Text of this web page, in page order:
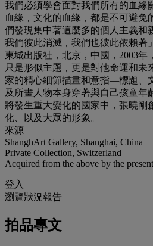
我們必須學會面對我們所有的血緣
血緣，文化的血緣，都是不可避免
們發現集中著這麼多的個人主義和
我們彼此消滅，我們也彼此依賴著
東城出版社，北京，中國，2003年
只是形似主題，更是對他命運和未
家的精心細節描畫和意指—標題、
及所畫人物本身穿著與自己孩童年
將發生重大變化的國家中，張曉剛
化、以及大眾的形象。
來源
ShanghArt Gallery, Shanghai, China
Private Collection, Switzerland
Acquired from the above by the
登入
瀏覽狀況報告
拍品專文